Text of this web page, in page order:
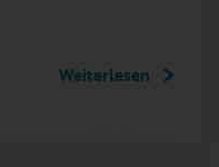
Weiterlesen